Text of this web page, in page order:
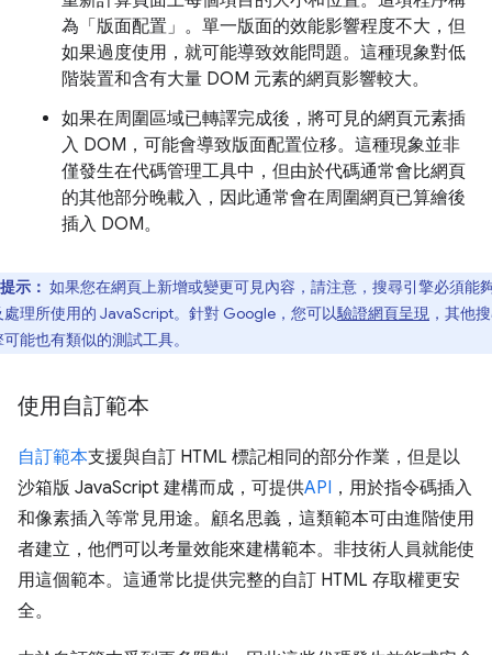
為「版面配置」 。單一版面的效能影響程度不大，但
如果過度使用，就可能導致效能問題。這種現象對低
階裝置和含有大量 DOM 元素的網頁影響較大。
如果在周圍區域已轉譯完成後，將可見的網頁元素插
入 DOM，可能會導致版面配置位移。這種現象並非
僅發生在代碼管理工具中，但由於代碼通常會比網頁
的其他部分晚載入，因此通常會在周圍網頁已算繪後
插入 DOM。
提示： 如果您在網頁上新增或變更可見內容，請注意，搜尋引擎必須能
處理所使用的 JavaScript。針對 Google，您可以驗證網頁呈現 ，其他
能也有類似的測試工具。
使用自訂範本
自訂範本支援與自訂 HTML 標記相同的部分作業，但是以
沙箱版 JavaScript 建構而成，可提供API ，用於指令碼插入
和像素插入等常見用途。顧名思義，這類範本可由進階使用
者建立，他們可以考量效能來建構範本。非技術人員就能使
用這個範本。這通常比提供完整的自訂 HTML 存取權更安
全。